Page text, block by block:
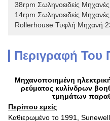
38rpm Σωληνοειδείς
14rpm Σωληνοειδείς
Rollerhouse Τυφλή Μηχανή
Περιγραφή Του
Μηχανοποιημένη
ρεύματος κυλίνδρων
τμημάτων
Περίπου εμείς
Καθιερωμένο το 1991, Sunewell